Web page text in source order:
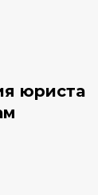
юриста